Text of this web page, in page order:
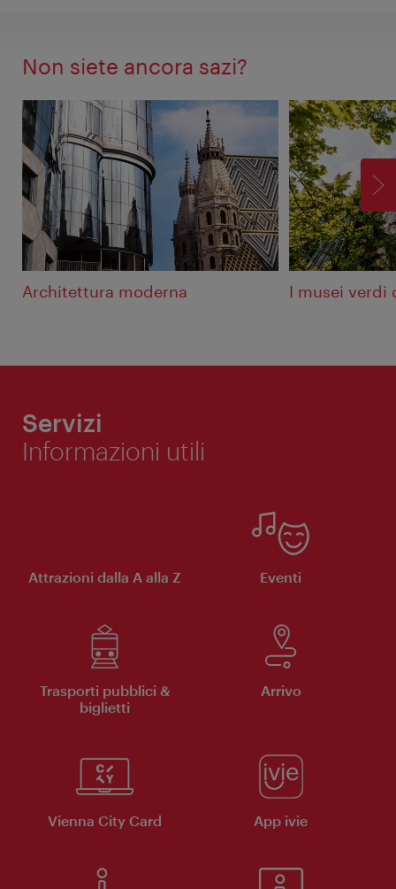
Non siete ancora sazi?
Architettura moderna I musei verdi
Servizi
Informazioni utili
Attrazioni dalla A alla Z Eventi
Trasporti pubblici &
biglietti
Arrivo
Vienna City Card App ivie